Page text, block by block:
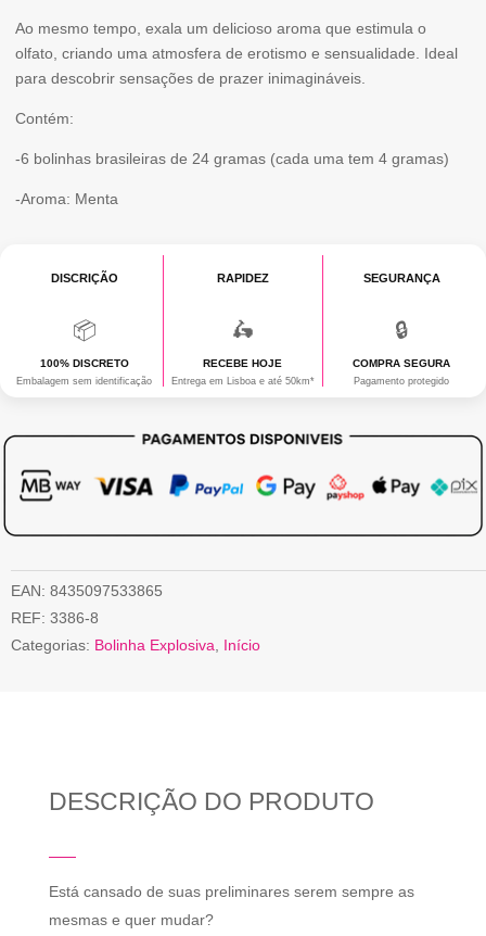
Ao mesmo tempo, exala um delicioso aroma que estimula o
olfato, criando uma atmosfera de erotismo e sensualidade. Ideal
para descobrir sensações de prazer inimagináveis.
Contém:
-6 bolinhas brasileiras de 24 gramas (cada uma tem 4 gramas)
-Aroma: Menta
DISCRIÇÃO
📦
100% DISCRETO
Embalagem sem identificação
RAPIDEZ
🛵
RECEBE HOJE
Entrega em Lisboa e até 50km*
SEGURANÇA
🔒
COMPRA SEGURA
Pagamento protegido
EAN: 8435097533865
REF: 3386-8
Categorias: Bolinha Explosiva, Início
DESCRIÇÃO DO PRODUTO
Está cansado de suas preliminares serem sempre as
mesmas e quer mudar?